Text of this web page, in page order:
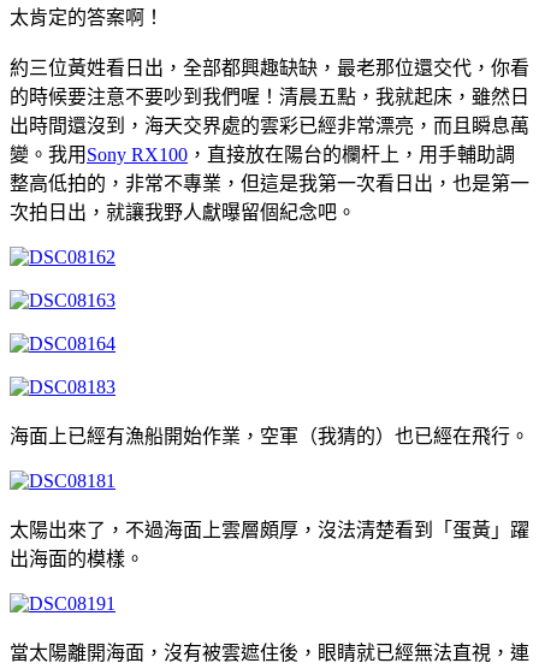
太肯定的答案啊！
約三位黃姓看日出，全部都興趣缺缺，最老那位還交代，你看
的時候要注意不要吵到我們喔！清晨五點，我就起床，雖然日
出時間還沒到，海天交界處的雲彩已經非常漂亮，而且瞬息萬
變。我用 Sony RX100 ，直接放在陽台的欄杆上，用手輔助調
整高低拍的，非常不專業，但這是我第一次看日出，也是第一
次拍日出，就讓我野人獻曝留個紀念吧。
海面上已經有漁船開始作業，空軍（我猜的）也已經在飛行。
太陽出來了，不過海面上雲層頗厚，沒法清楚看到「蛋黃」躍
出海面的模樣。
當太陽離開海面，沒有被雲遮住後，眼睛就已經無法直視，連